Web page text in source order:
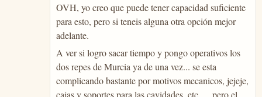
OVH, yo creo que puede tener capacidad suficiente
para esto, pero si teneis alguna otra opción mejor
adelante.
A ver si logro sacar tiempo y pongo operativos los
dos repes de Murcia ya de una vez... se esta
complicando bastante por motivos mecanicos, jejeje,
cajas y soportes para las cavidades, etc,..., pero el